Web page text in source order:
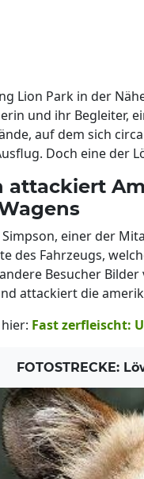
Lion Park in der
und ihr Begleiter,
auf dem sich
Doch eine der
attackiert
Simpson, einer der
des Fahrzeugs,
Besucher
attackiert die
Fast zerfleischt:
FOTOSTRECKE: